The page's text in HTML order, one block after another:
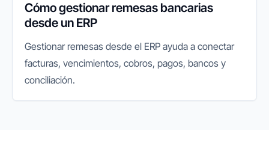
Cómo gestionar remesas bancarias
desde un ERP
Gestionar remesas desde el ERP ayuda a conectar
facturas, vencimientos, cobros, pagos, bancos y
conciliación.